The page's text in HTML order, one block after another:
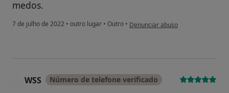
medos.
7 de julho de 2022 • outro lugar • Outro • na opinião do utilizador José
Denunciar abuso
WSS Número de telefone verificado